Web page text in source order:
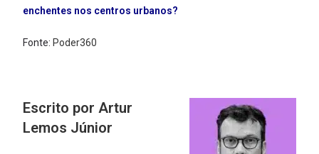
enchentes nos centros urbanos?
Fonte: Poder360
Escrito por Artur
Lemos Júnior